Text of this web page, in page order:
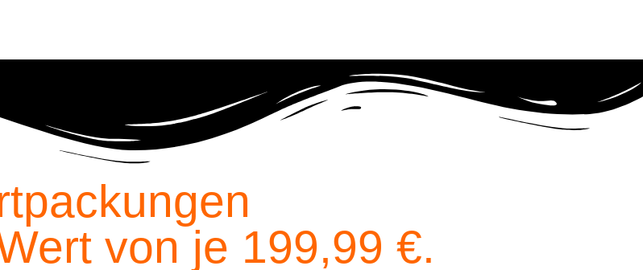
von je 199,99 €.